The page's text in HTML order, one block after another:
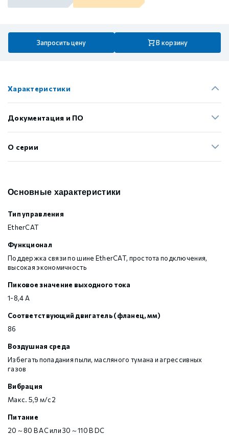
Запросить цену В корзину
Характеристики
Документация и ПО
О серии
Основные характеристики
Тип управления
EtherCAT
Функционал
Поддержка связи по шине EtherCAT, простота подключения,
высокая экономичность
Пиковое значение выходного тока
1-8,4 A
Соответствующий двигатель (фланец, мм)
86
Воздушная среда
Избегать попадания пыли, масляного тумана и агрессивных
газов
Вибрация
Макс. 5,9 м/с2
Питание
20～80 В AC или 30～110 В DC